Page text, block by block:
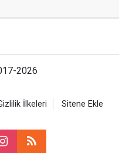
2026
İlkeleri Sitene Ekle